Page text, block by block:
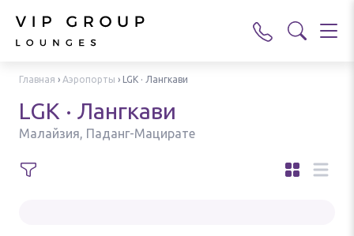
Главная › Аэропорты › LGK · Лангкави
LGK · Лангкави
Малайзия, Паданг-Мацирате